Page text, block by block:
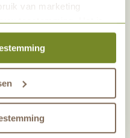
van marketing
toestemming. Het is
te veranderen. Alle
zodat we
Wil je meer weten
dan de andere
in 2012.